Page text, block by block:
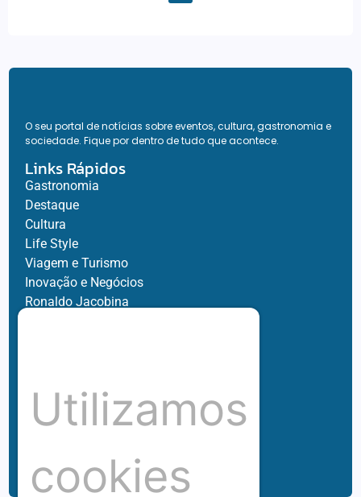
O seu portal de notícias sobre eventos, cultura, gastronomia e
sociedade. Fique por dentro de tudo que acontece.
Links Rápidos
Gastronomia
Destaque
Cultura
Life Style
Viagem e Turismo
Inovação e Negócios
Ronaldo Jacobina
Hubnexxo
Tidelli
Redes
Utilizamos
cookies